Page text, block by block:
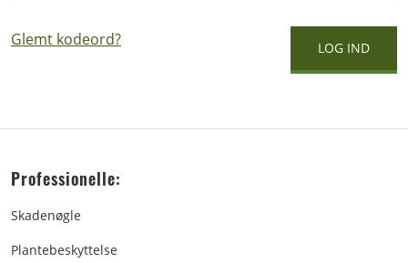
Glemt kodeord?
Professionelle:
Skadenøgle
Plantebeskyttelse